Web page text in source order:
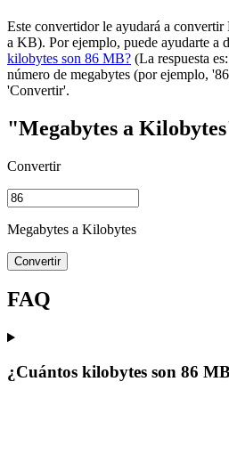
Este convertidor le ayudará a
a KB). Por ejemplo, puede ayudarte a
kilobytes son 86 MB? (La respuesta es:
número de megabytes (por ejemplo,
'Convertir'.
"Megabytes a
Convertir
Megabytes a Kilobytes
Convertir
FAQ
¿Cuántos kilobytes son 86